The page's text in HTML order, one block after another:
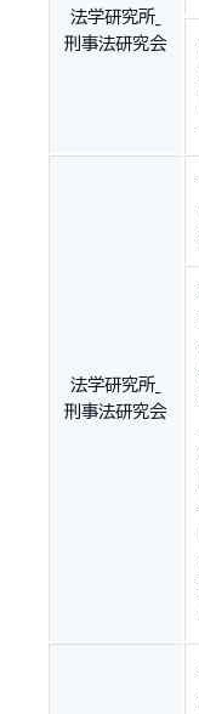
法学研究所_
刑事法研究会
法学研究所_
刑事法研究会